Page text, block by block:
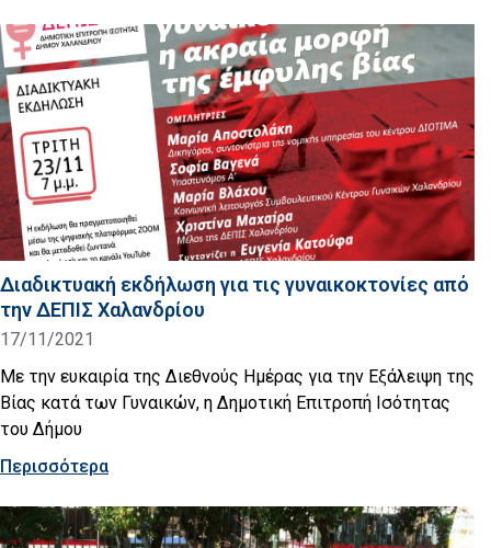
Διαδικτυακή εκδήλωση για τις γυναικοκτονίες από
την ΔΕΠΙΣ Χαλανδρίου
17/11/2021
Με την ευκαιρία της Διεθνούς Ημέρας για την Εξάλειψη της
Βίας κατά των Γυναικών, η Δημοτική Επιτροπή Ισότητας
του Δήμου
Περισσότερα